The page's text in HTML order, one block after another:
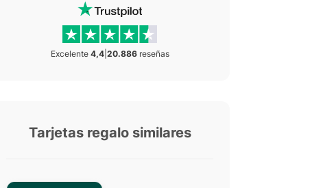
Excelente 4,4| 20.886reseñas
Tarjetas regalo similares